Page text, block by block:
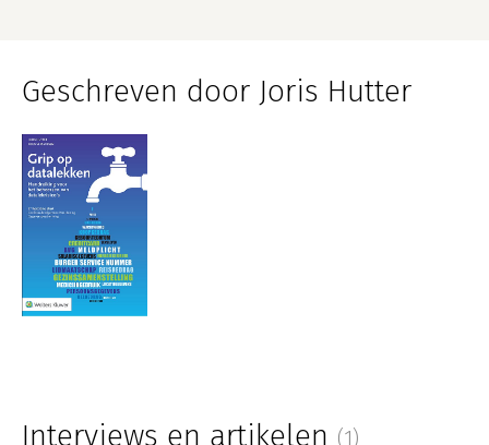
Geschreven door Joris Hutter
Interviews en artikelen (1)